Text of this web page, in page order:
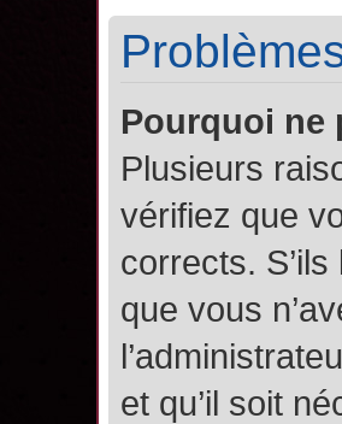
Pourquoi ne
Plusieurs
vérifiez que
corrects.
que vous
et qu’il soit